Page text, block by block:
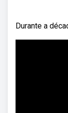
Durante a